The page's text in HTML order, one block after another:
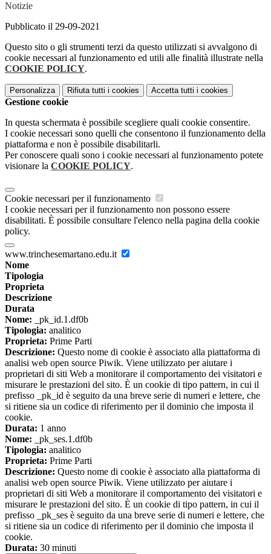
Notizie
Pubblicato il 29-09-2021
Questo sito o gli strumenti terzi da questo utilizzati si avvalgono di
cookie necessari al funzionamento ed utili alle finalità illustrate nella
COOKIE POLICY.
Personalizza Rifiuta tutti i cookies Accetta tutti i cookies
Gestione cookie
In questa schermata è possibile scegliere quali cookie consentire.
I cookie necessari sono quelli che consentono il funzionamento della
piattaforma e non è possibile disabilitarli.
Per conoscere quali sono i cookie necessari al funzionamento potete
visionare la COOKIE POLICY.
Cookie necessari per il funzionamento
I cookie necessari per il funzionamento non possono essere
disabilitati. È possibile consultare l'elenco nella pagina della cookie
policy.
www.trinchesemartano.edu.it
Nome
Tipologia
Proprieta
Descrizione
Durata
Nome: _pk_id.1.df0b
Tipologia: analitico
Proprieta: Prime Parti
Descrizione: Questo nome di cookie è associato alla piattaforma di
analisi web open source Piwik. Viene utilizzato per aiutare i
proprietari di siti Web a monitorare il comportamento dei visitatori e
misurare le prestazioni del sito. È un cookie di tipo pattern, in cui il
prefisso _pk_id è seguito da una breve serie di numeri e lettere, che
si ritiene sia un codice di riferimento per il dominio che imposta il
cookie.
Durata: 1 anno
Nome: _pk_ses.1.df0b
Tipologia: analitico
Proprieta: Prime Parti
Descrizione: Questo nome di cookie è associato alla piattaforma di
analisi web open source Piwik. Viene utilizzato per aiutare i
proprietari di siti Web a monitorare il comportamento dei visitatori e
misurare le prestazioni del sito. È un cookie di tipo pattern, in cui il
prefisso _pk_ses è seguito da una breve serie di numeri e lettere, che
si ritiene sia un codice di riferimento per il dominio che imposta il
cookie.
Durata: 30 minuti